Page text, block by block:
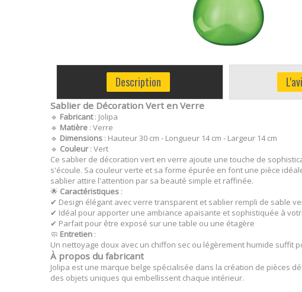
Description
Sablier de Décoration Vert en Verre
🔹 Fabricant: Jolipa
🔹 Matière : Verre
🔹 Dimensions : Hauteur 30 cm - Longueur 14 cm - Largeur 14 cm
🔹 Couleur: Vert
Ce sablier de décoration vert en verre ajoute une touche de
s'écoule. Sa couleur verte et sa forme épurée en font une pièce
sablier attire l'attention par sa beauté simple et raffinée.
🌟 Caractéristiques :
✔ Design élégant avec verre transparent et sablier rempli de sable
✔ Idéal pour apporter une ambiance apaisante et sophistiquée à
✔ Parfait pour être exposé sur une table ou une étagère
🧼 Entretien :
Un nettoyage doux avec un chiffon sec ou légèrement humide suffit
À propos du fabricant
Jolipa est une marque belge spécialisée dans la création de pièces
des objets uniques qui embellissent chaque intérieur.